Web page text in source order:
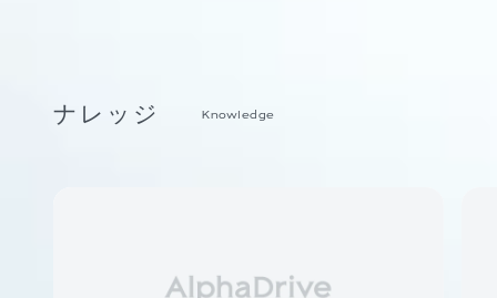
ナレッジ Knowledge